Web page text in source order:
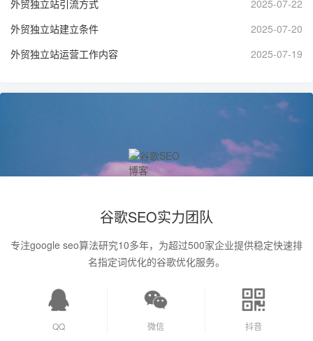
外贸独立站引流方式
2025-07-22
外贸独立站建立条件
2025-07-20
外贸独立站运营工作内容
2025-07-19
谷歌SEO实力团队
专注google seo算法研究10多年，为超过500家企业提供稳定快速排
名指定词优化的谷歌优化服务。
QQ 微信 抖音